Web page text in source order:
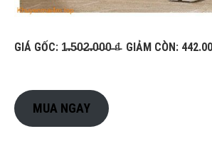
GIÁ GỐC: 1̵.̵5̵0̵2̵.̵0̵0̵0̵ ̵₫̵ GIẢM CÒN:
MUA NGAY